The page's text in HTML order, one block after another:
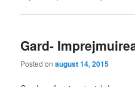
Gard-
Posted onaugust 14, 2015